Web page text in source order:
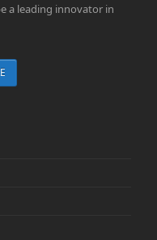
a leading innovator in